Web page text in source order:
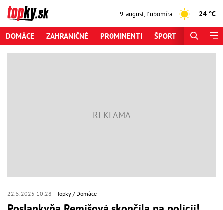
9. august,Ľubomíra 24 °C
DOMÁCE ZAHRANIČNÉ PROMINENTI ŠPORT
22.5.2025 10:28 Topky Domáce